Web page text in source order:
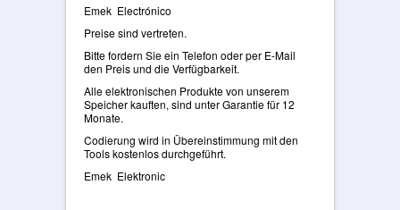
Emek Electrónico
Preise sind vertreten.
Bitte fordern Sie ein Telefon oder per E-Mail
den Preis und die Verfügbarkeit.
Alle elektronischen Produkte von unserem
Speicher kauften, sind unter Garantie für 12
Monate.
Codierung wird in Übereinstimmung mit den
Tools kostenlos durchgeführt.
Emek Elektronic